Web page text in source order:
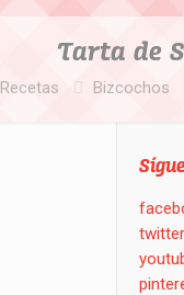
Tarta de
Recetas Bizcochos
twitter